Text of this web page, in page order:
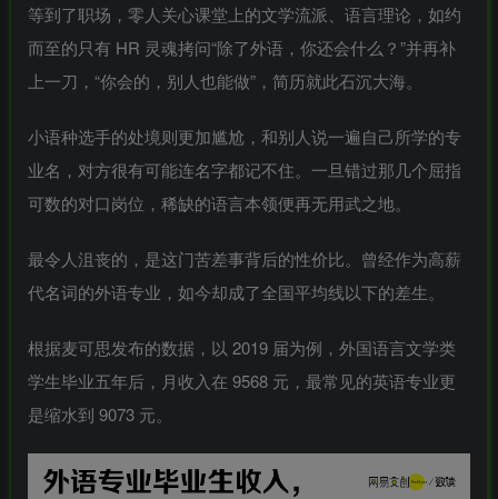
等到了职场，零人关心课堂上的文学流派、语言理论，如约
而至的只有 HR 灵魂拷问“除了外语，你还会什么？”并再补
上一刀，“你会的，别人也能做”，简历就此石沉大海。
小语种选手的处境则更加尴尬，和别人说一遍自己所学的专
业名，对方很有可能连名字都记不住。一旦错过那几个屈指
可数的对口岗位，稀缺的语言本领便再无用武之地。
最令人沮丧的，是这门苦差事背后的性价比。曾经作为高薪
代名词的外语专业，如今却成了全国平均线以下的差生。
根据麦可思发布的数据，以 2019 届为例，外国语言文学类
学生毕业五年后，月收入在 9568 元，最常见的英语专业更
是缩水到 9073 元。